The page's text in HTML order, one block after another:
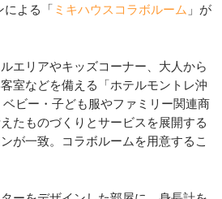
による「 ミキハウスコラボルーム 」が
エリアやキッズコーナー、大人から
室などを備える「ホテルモントレ沖
ビー・子ども服やファミリー関連商
たものづくりとサービスを展開する
が一致。コラボルームを用意するこ